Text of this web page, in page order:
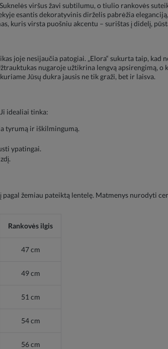
viršus žavi subtilumu, o tiulio rankovės
esantis dekoratyvinis dirželis pabrėžia
kuris virsta puošniu akcentu – surištas į didelį,
joje nesijaučia patogiai. „Elora“ sukurta taip, kad
nugaroje užtikrina lengvą apsirengimą, o
Jūsų dukra jausis ne tik graži, bet ir laisva.
idealiai tinka:
tyrumą ir iškilmingumą.
ypatingai.
žemiau pateiktą lentelę. Matmenys nurodyti
Rankovės ilgis
47 cm
49 cm
51 cm
54 cm
56 cm